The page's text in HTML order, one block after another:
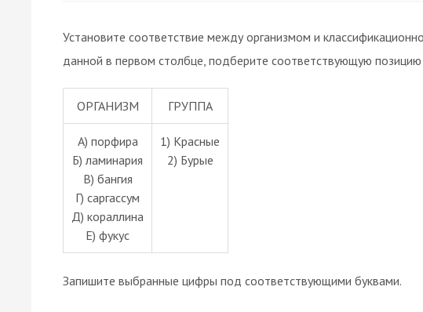
Установите соответствие между организмом и
данной в первом столбце, подберите соответствующую позицию
ОРГАНИЗМ ГРУППА
А) порфира
Б) ламинария
В) бангия
Г) саргассум
Д) кораллина
Е) фукус
1) Красные
2) Бурые
Запишите выбранные цифры под соответствующими буквами.